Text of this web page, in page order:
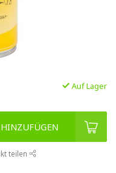
Auf Lager
teilen